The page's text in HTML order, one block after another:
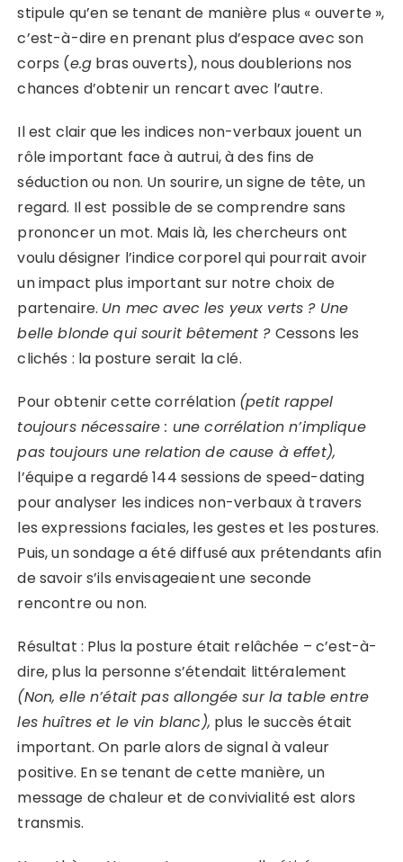
stipule qu’en se tenant de manière plus « ouverte »,
c’est-à-dire en prenant plus d’espace avec son
corps (e.g bras ouverts), nous doublerions nos
chances d’obtenir un rencart avec l’autre.
Il est clair que les indices non-verbaux jouent un
rôle important face à autrui, à des fins de
séduction ou non. Un sourire, un signe de tête, un
regard. Il est possible de se comprendre sans
prononcer un mot. Mais là, les chercheurs ont
voulu désigner l’indice corporel qui pourrait avoir
un impact plus important sur notre choix de
partenaire. Un mec avec les yeux verts ? Une
belle blonde qui sourit bêtement ? Cessons les
clichés : la posture serait la clé.
Pour obtenir cette corrélation (petit rappel
toujours nécessaire : unecorrélation n’implique
pas toujours une relation de cause à effet),
l’équipe a regardé 144 sessions de speed-dating
pour analyser les indices non-verbaux à travers
les expressions faciales, les gestes et les postures.
Puis, un sondage a été diffusé aux prétendants afin
de savoir s’ils envisageaient une seconde
rencontre ou non.
Résultat : Plus la posture était relâchée – c’est-à-
dire, plus la personne s’étendait littéralement
(Non, elle n’était pas allongée sur la table entre
les huîtres et le vin blanc), plus le succès était
important. On parle alors de signal à valeur
positive. En se tenant de cette manière, un
message de chaleur et de convivialité est alors
transmis.